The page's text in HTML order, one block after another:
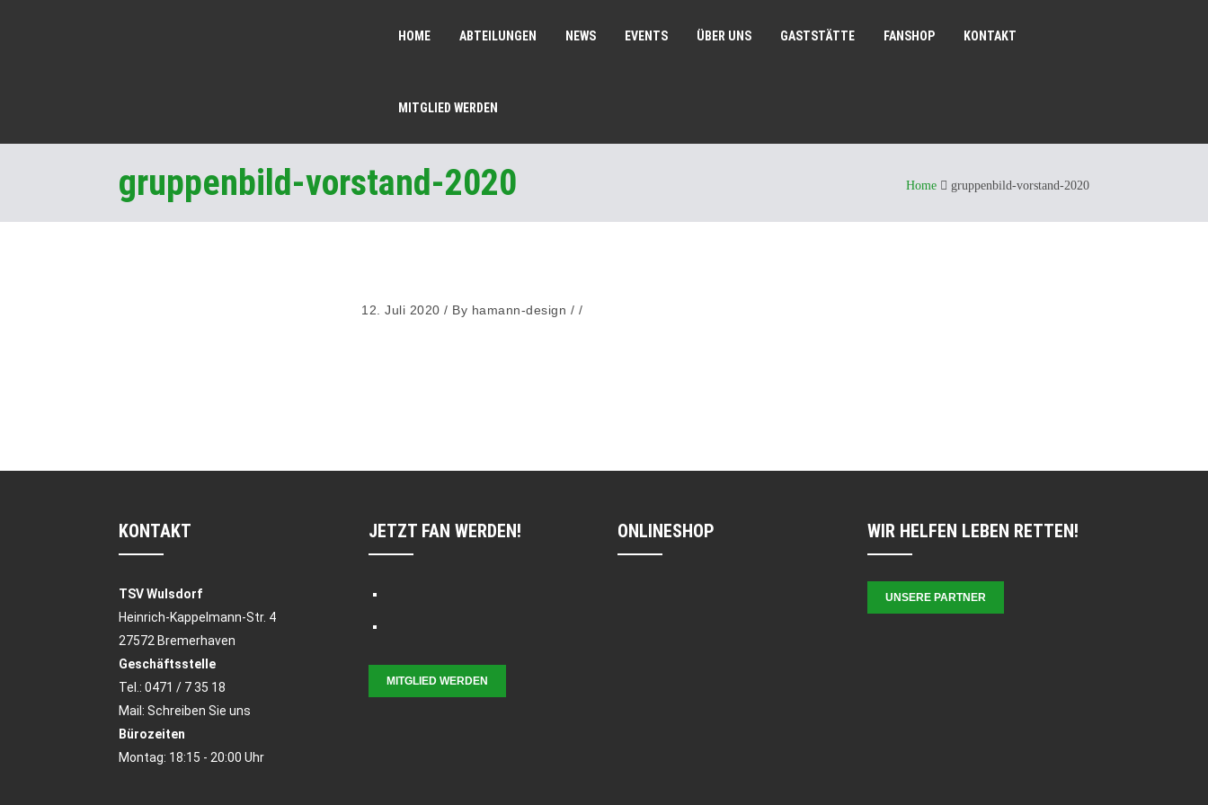
HOME ABTEILUNGEN NEWS EVENTS ÜBER UNS GASTSTÄTTE FANSHOP KONTAKT
MITGLIED WERDEN
gruppenbild-vorstand-2020 Home gruppenbild-vorstand-2020
12. Juli 2020 / By hamann-design / /
KONTAKT
TSV Wulsdorf
Heinrich-Kappelmann-Str. 4
27572 Bremerhaven
Geschäftsstelle
Tel.: 0471 / 7 35 18
Mail: Schreiben Sie uns
Bürozeiten
Montag: 18:15 - 20:00 Uhr
JETZT FAN WERDEN!
MITGLIED WERDEN
ONLINESHOP WIR HELFEN LEBEN RETTEN!
UNSERE PARTNER